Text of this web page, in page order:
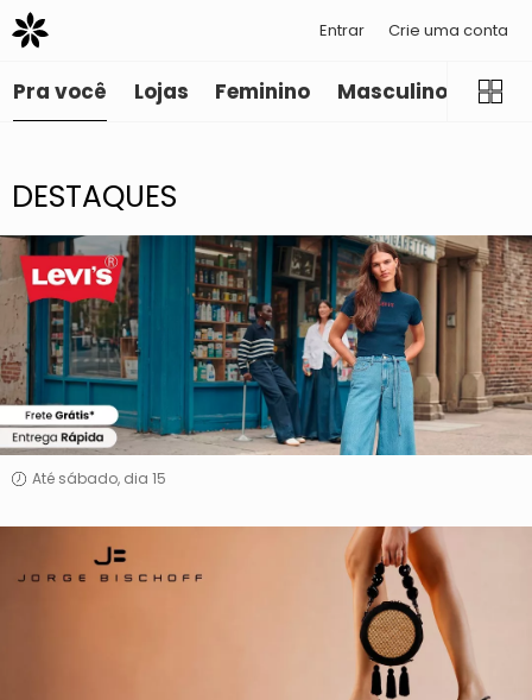
Entrar Crie uma conta
Pra você Lojas Feminino Masculino
DESTAQUES
Levis
Até sábado, dia 15
Bischoff